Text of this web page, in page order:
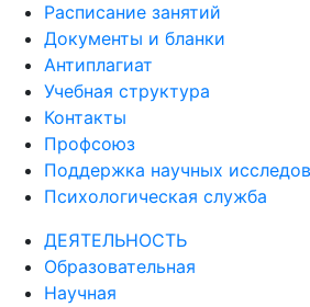
Расписание занятий
Документы и бланки
Антиплагиат
Учебная структура
Контакты
Профсоюз
Поддержка научных
Психологическая служба
ДЕЯТЕЛЬНОСТЬ
Образовательная
Научная